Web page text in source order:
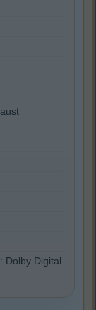
Dolby Digital